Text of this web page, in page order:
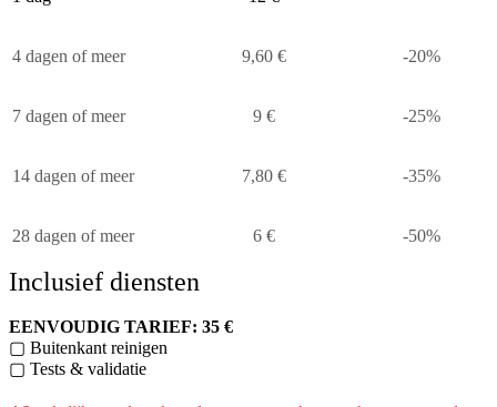
4 dagen of meer 9,60 € -20%
7 dagen of meer 9 € -25%
14 dagen of meer 7,80 € -35%
28 dagen of meer 6 € -50%
Inclusief diensten
EENVOUDIG TARIEF: 35 €
▢ Buitenkant reinigen
▢ Tests & validatie